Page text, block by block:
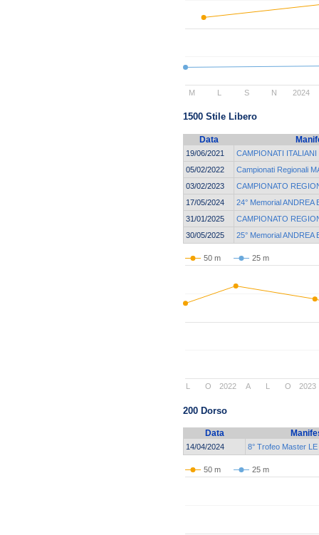
2024
M L S N
1500 Stile Libero
Data
19/06/2021
CAMPIONATI
05/02/2022
Campionati Regionali
03/02/2023
CAMPIONATO
17/05/2024
24° Memorial ANDREA
31/01/2025
CAMPIONATO
30/05/2025
25° Memorial ANDREA
50 m 25 m
2022 2023
L O A L O
200 Dorso
Data
14/04/2024 8° Trofeo Master
50 m 25 m